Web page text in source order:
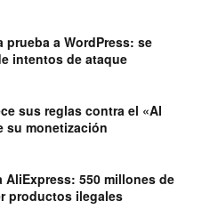
prueba a WordPress: se
intentos de ataque
sus reglas contra el «AI
su monetización
AliExpress: 550 millones de
productos ilegales